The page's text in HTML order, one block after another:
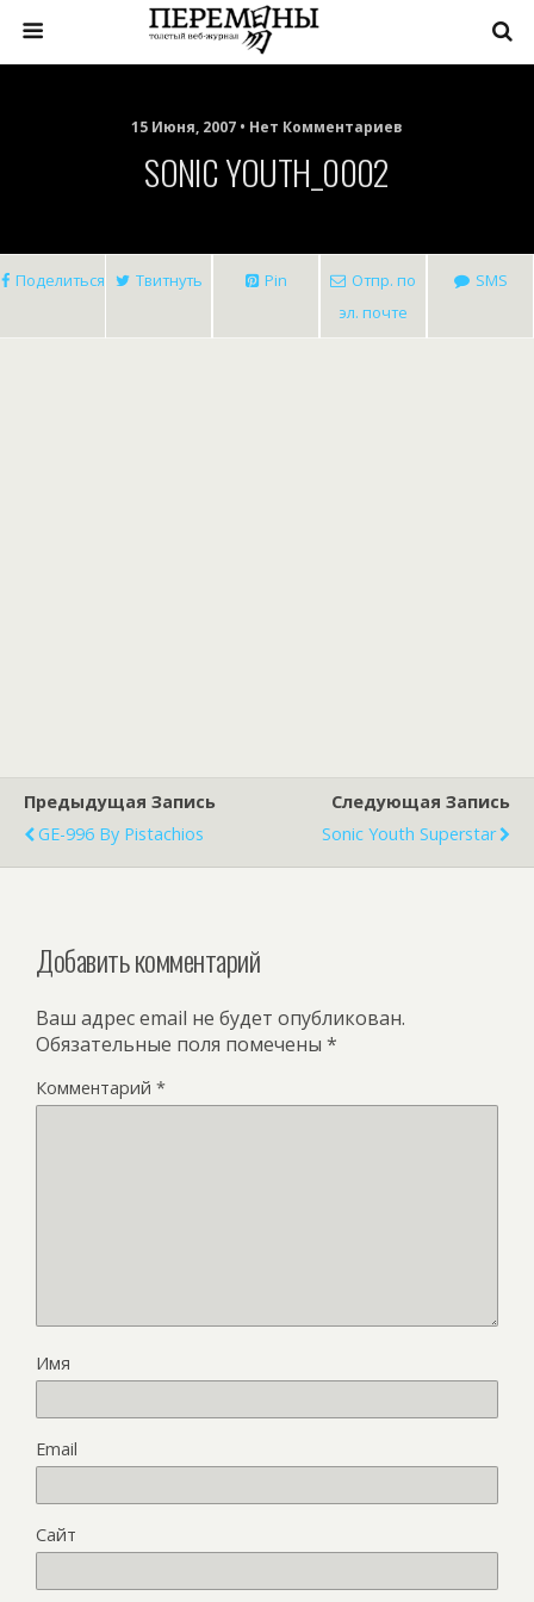
15 Июня, 2007 • Нет Комментариев
SONIC YOUTH_0002
Поделиться Твитнуть Pin
Отпр. по
эл. почте
SMS
Предыдущая Запись
GE-996 By Pistachios
Следующая Запись
Sonic Youth Superstar
Добавить комментарий
Ваш адрес email не будет опубликован.
Обязательные поля помечены *
Комментарий *
Имя
Email
Сайт